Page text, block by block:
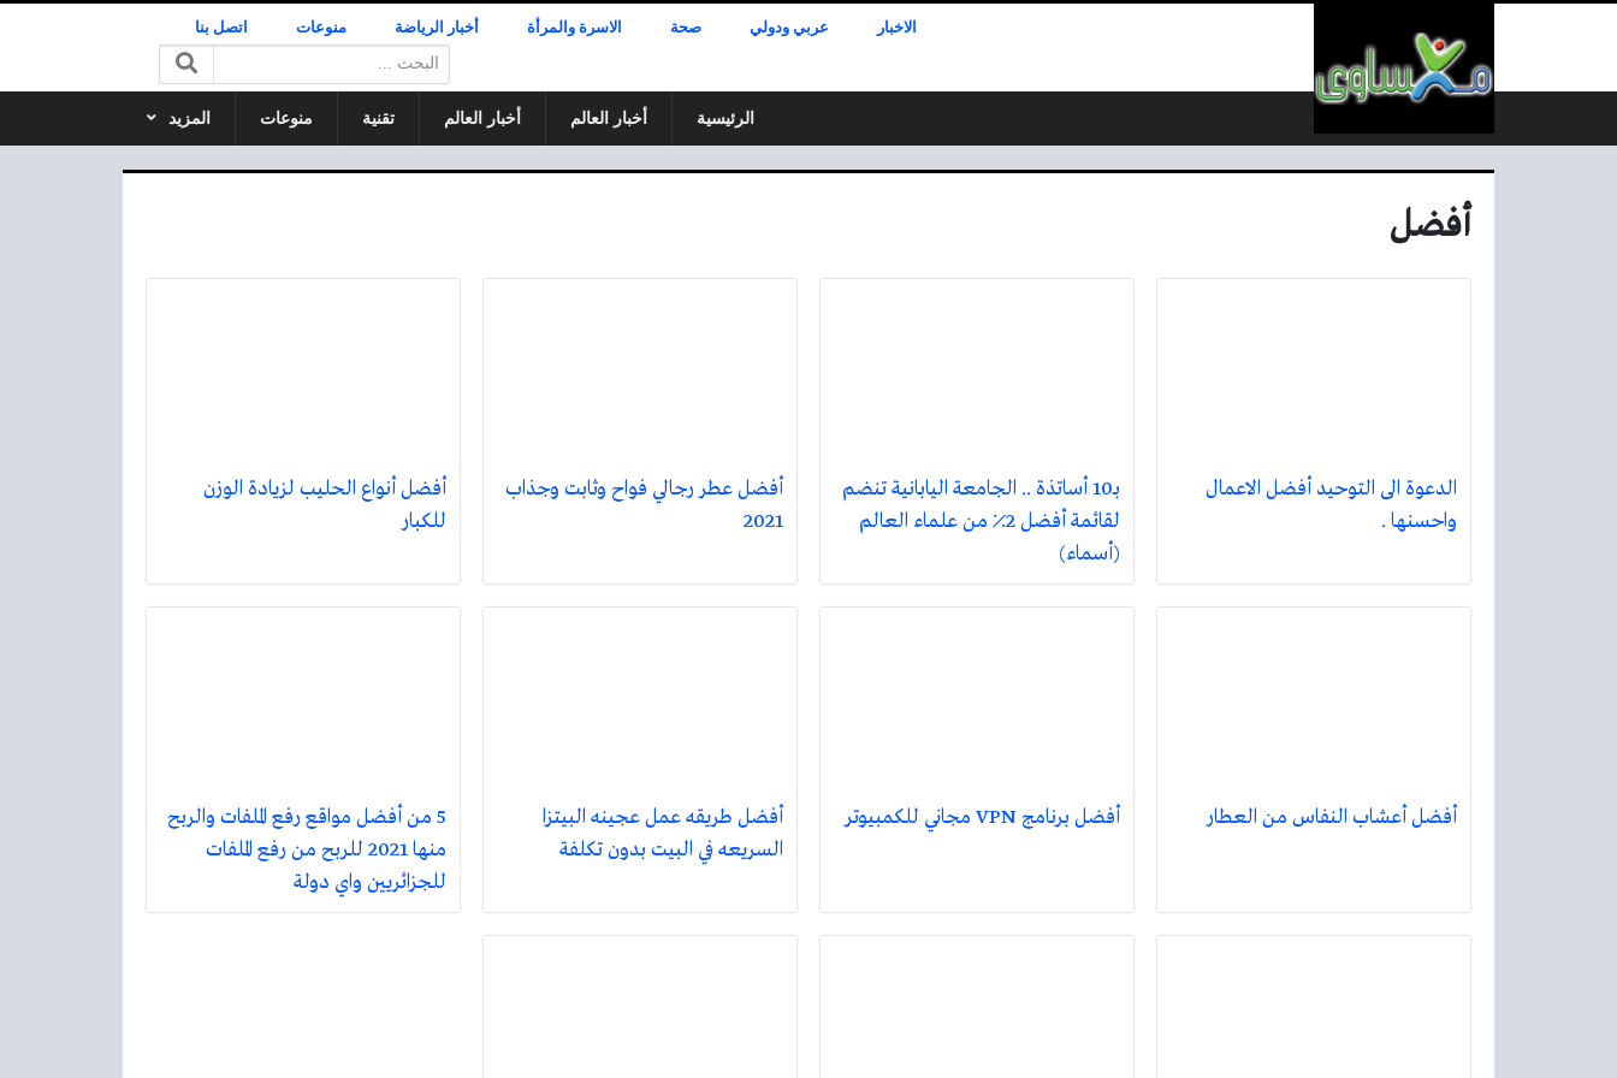
الاخبار عربي ودولي صحة الاسرة والمرأة أخبار الرياضة منوعات اتصل بنا
البحث:
الرئيسية أخبار العالم أخبار العالم تقنية منوعات المزيد
أفضل
الدعوة الى التوحيد أفضل الاعمال
واحسنها .
بـ10 أساتذة .. الجامعة اليابانية تنضم
لقائمة أفضل 2٪ من علماء العالم
(أسماء)
أفضل عطر رجالي فواح وثابت وجذاب
2021
أفضل أنواع الحليب لزيادة الوزن
للكبار
أفضل أعشاب النفاس من العطار أفضل برنامج VPN مجاني للكمبيوتر
أفضل طريقه عمل عجينه البيتزا
السريعه في البيت بدون تكلفة
5 من أفضل مواقع رفع الملفات والربح
منها 2021 للربح من رفع الملفات
للجزائريين واي دولة